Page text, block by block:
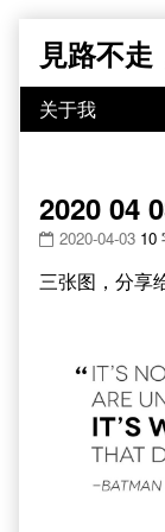
content
見路不
2020 04
2020-04-03 10
三张图，分享